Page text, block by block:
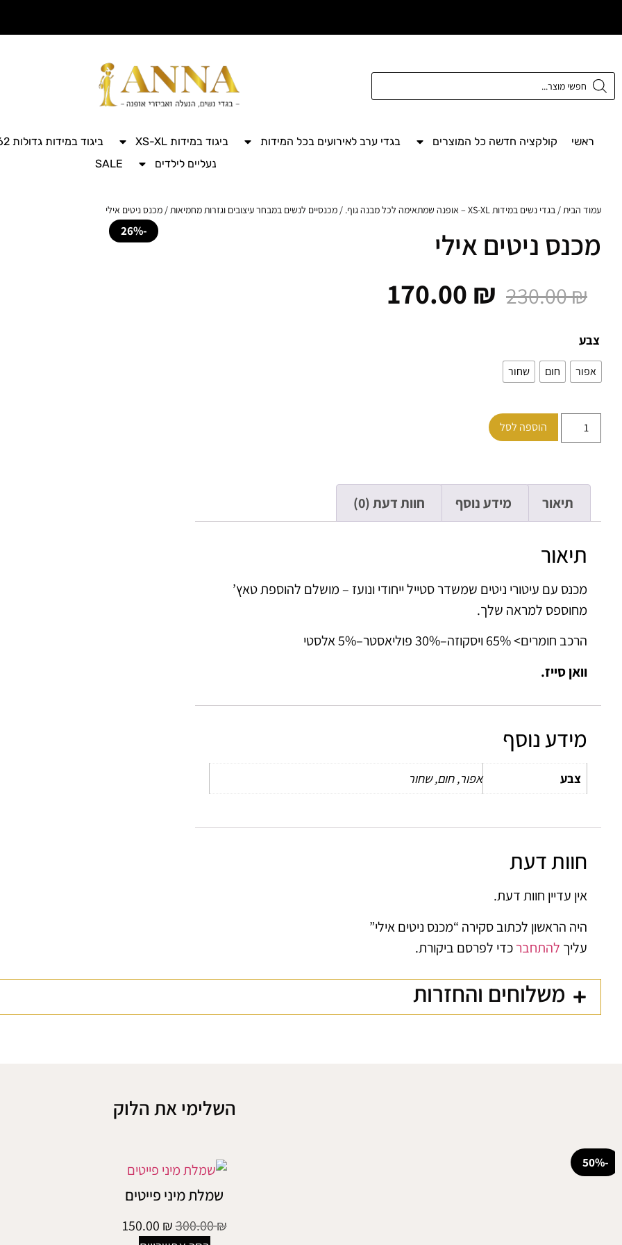
ראשי קולקציה חדשה כל המוצרים בגדי ערב לאירועים בכל המידות ביגוד במידות XS-XL
ביגוד במידות גדולות 42-62
נעליים לילדים
SALE
עמוד הבית/ בגדי נשים במידות XS-XL – אופנה שמתאימה לכל מבנה גוף. / מכנסיים לנשים במבחר עיצובים וגזרות מחמיאות/ מכנס ניטים אילי
מכנס ניטים אילי
230.00₪
170.00 ₪
צבע
אפור חום שחור
הוספה לסל
תיאור מידע נוסף חוות דעת (0)
תיאור
מכנס עם עיטורי ניטים שמשדר סטייל ייחודי ונועז – מושלם להוספת טאץ’
מחוספס למראה שלך.
הרכב חומרים> 65% ויסקוזה–30% פוליאסטר–5% אלסטי
וואן סייז.
מידע נוסף
צבע אפור, חום, שחור
חוות דעת
אין עדיין חוות דעת.
היה הראשון לכתוב סקירה “מכנס ניטים אילי”
עליך להתחברכדי לפרסם ביקורת.
-26%
משלוחים והחזרות
השלימי את הלוק
-50%
שמלת מיני פייטים
300.00₪
150.00 ₪